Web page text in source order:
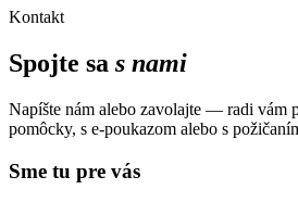
Kontakt
Spojte sa s nami
Napíšte nám alebo zavolajte — radi vám
pomôcky, s e-poukazom alebo s
Sme tu pre vás